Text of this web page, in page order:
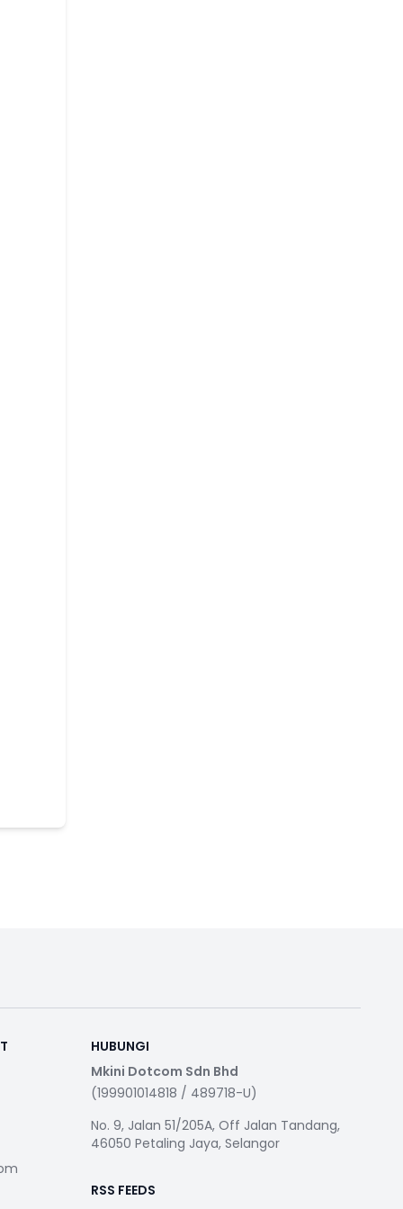
HUBUNGI
Mkini Dotcom Sdn Bhd
(199901014818 / 489718-U)
No. 9, Jalan 51/205A, Off Jalan Tandang,
46050 Petaling Jaya, Selangor
RSS FEEDS